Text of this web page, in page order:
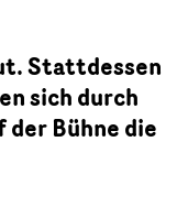
Stattdessen
sich durch
der Bühne die